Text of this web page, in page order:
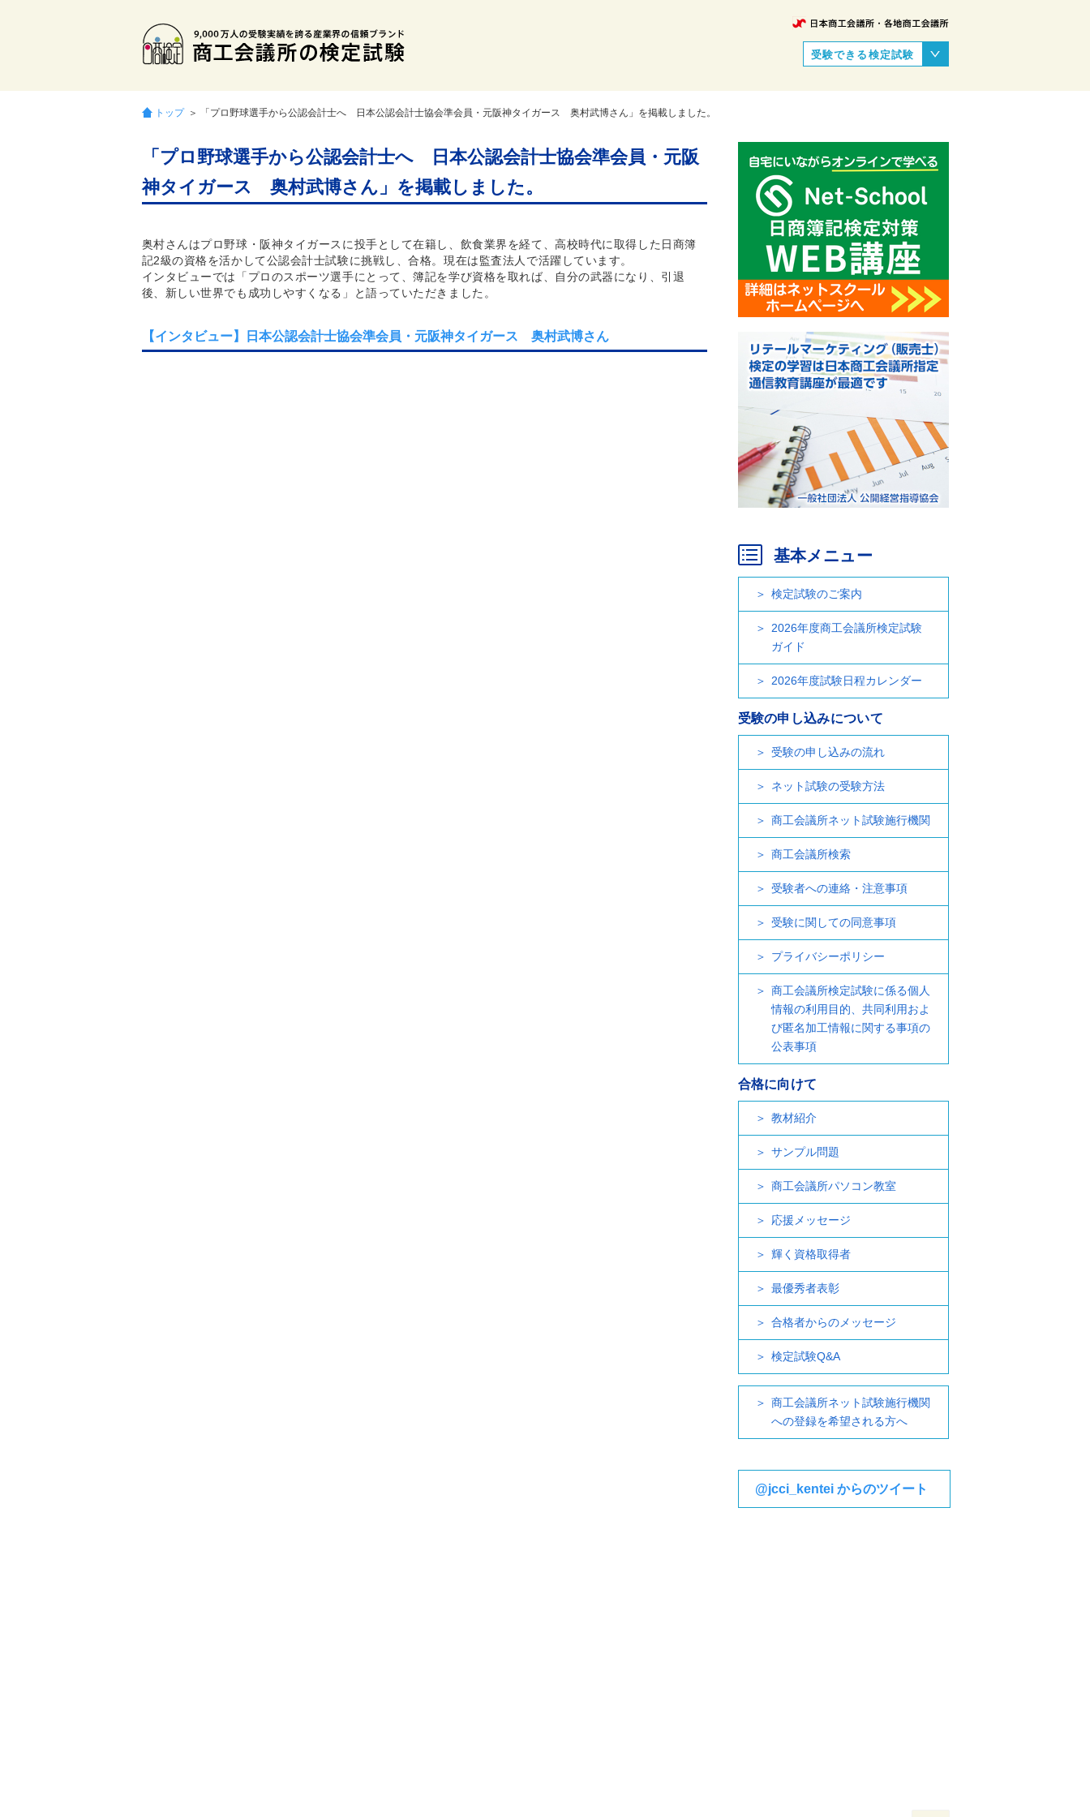
受験できる検定試験
トップ ＞ 「プロ野球選手から公認会計士へ 日本公認会計士協会準会員・元阪神タイガース 奥村武博さん」を掲載しました。
「プロ野球選手から公認会計士へ 日本公認会計士協会準会員・元阪
神タイガース 奥村武博さん」を掲載しました。
奥村さんはプロ野球・阪神タイガースに投手として在籍し、飲食業界を経て、高校時代に取得した日商簿
記2級の資格を活かして公認会計士試験に挑戦し、合格。現在は監査法人で活躍しています。
インタビューでは「プロのスポーツ選手にとって、簿記を学び資格を取れば、自分の武器になり、引退
後、新しい世界でも成功しやすくなる」と語っていただきました。
【インタビュー】日本公認会計士協会準会員・元阪神タイガース 奥村武博さん
基本メニュー
検定試験のご案内
2026年度商工会議所検定試験
ガイド
2026年度試験日程カレンダー
受験の申し込みについて
受験の申し込みの流れ
ネット試験の受験方法
商工会議所ネット試験施行機関
商工会議所検索
受験者への連絡・注意事項
受験に関しての同意事項
プライバシーポリシー
商工会議所検定試験に係る個人
情報の利用目的、共同利用およ
び匿名加工情報に関する事項の
公表事項
合格に向けて
教材紹介
サンプル問題
商工会議所パソコン教室
応援メッセージ
輝く資格取得者
最優秀者表彰
合格者からのメッセージ
検定試験Q&A
商工会議所ネット試験施行機関
への登録を希望される方へ
@jcci_kentei からのツイート